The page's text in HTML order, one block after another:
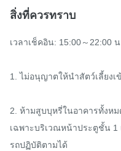
สิ่งที่ควรทราบ
เวลาเช็คอิน: 15:00～22:00
1. ไม่อนุญาตให้นำสัตว์เลี้ยงเ
2. ห้ามสูบบุหรี่ในอาคารทั้งห
เฉพาะบริเวณหน้าประตูชั้น 1
รถปฏิบัติตามได้